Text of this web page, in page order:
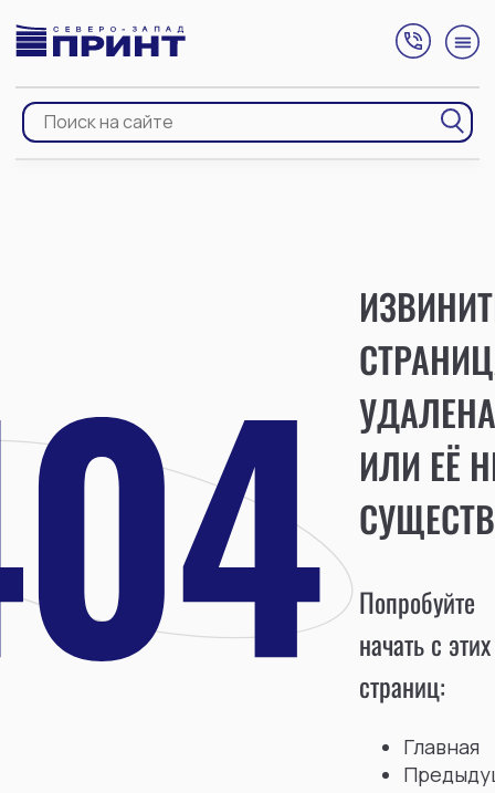
УДАЛЕНА
ИЛИ ЕЁ
Попробуйте
начать с этих
страниц:
Главная